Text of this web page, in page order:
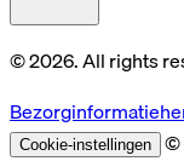
© 2026. All rights
Bezorginformatie
Cookie-instellingen ©